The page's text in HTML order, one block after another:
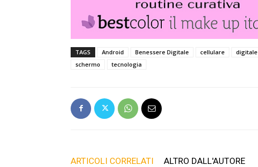
TAGS Android Benessere Digitale cellulare digitale
schermo
tecnologia
ARTICOLI CORRELATI ALTRO DALL'AUTORE